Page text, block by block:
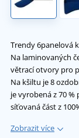
Trendy 6panelová
Na laminovaných
větrací otvory pro
Na kšiltu je 8
je vyrobená z 70
síťovaná část z
Zobrazit více